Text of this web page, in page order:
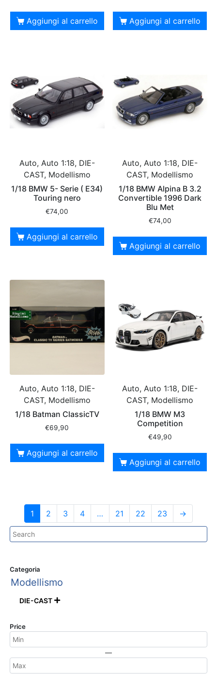
Aggiungi al carrello Aggiungi al carrello
Auto, Auto 1:18, DIE-
CAST, Modellismo
1/18 BMW 5- Serie ( E34)
Touring nero
€74,00
Aggiungi al carrello
Auto, Auto 1:18, DIE-
CAST, Modellismo
1/18 BMW Alpina B 3.2
Convertible 1996 Dark
Blu Met
€74,00
Aggiungi al carrello
Auto, Auto 1:18, DIE-
CAST, Modellismo
1/18 Batman ClassicTV
€69,90
Aggiungi al carrello
Auto, Auto 1:18, DIE-
CAST, Modellismo
1/18 BMW M3
Competition
€49,90
Aggiungi al carrello
1 2 3 4 … 21 22 23 →
Categoria
Modellismo
DIE-CAST 
Price
—